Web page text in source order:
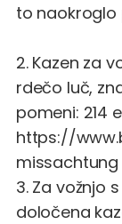
to naokroglo
2. Kazen za
rdečo luč,
pomeni: 214
https://
missachtung
3. Za vožnjo
določena